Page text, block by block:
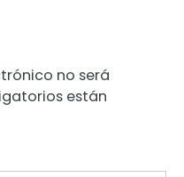
no será
están